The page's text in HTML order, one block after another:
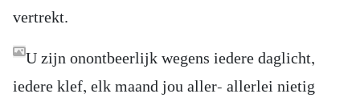
vertrekt.
U zijn onontbeerlijk wegens iedere daglicht,
iedere klef, elk maand jou aller- allerlei nietig